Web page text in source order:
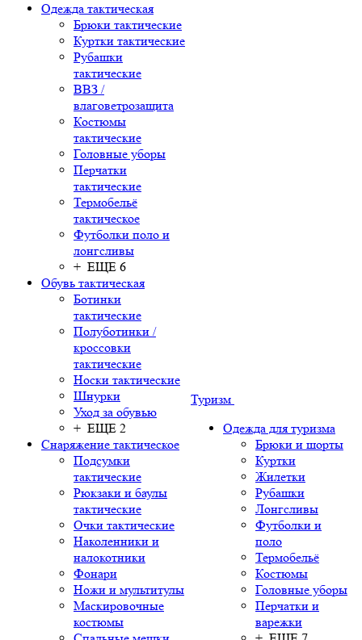
Одежда тактическая
Брюки тактические
Куртки тактические
Рубашки
тактические
ВВЗ /
влаговетрозащита
Костюмы
тактические
Головные уборы
Перчатки
тактические
Термобельё
тактическое
Футболки поло и
лонгсливы
+ ЕЩЕ 6
Обувь тактическая
Ботинки
тактические
Полуботинки /
кроссовки
тактические
Носки тактические
Шнурки
Уход за обувью
+ ЕЩЕ 2
Снаряжение тактическое
Подсумки
тактические
Рюкзаки и баулы
тактические
Очки тактические
Наколенники и
налокотники
Фонари
Ножи и мультитулы
Маскировочные
костюмы
Туризм
Одежда для туризма
Брюки и шорты
Куртки
Жилетки
Рубашки
Лонгсливы
Футболки и
поло
Термобельё
Костюмы
Головные уборы
Перчатки и
варежки